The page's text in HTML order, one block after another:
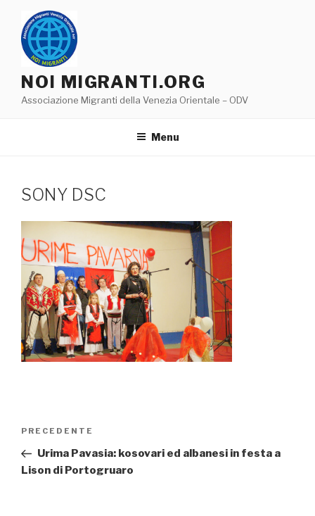
contenuto
NOI MIGRANTI.ORG
Associazione Migranti della Venezia Orientale – ODV
Menu
SONY DSC
Navigazione
Articolo
precedente:
PRECEDENTE
Urima Pavasia: kosovari ed albanesi in festa a
Lison di Portogruaro